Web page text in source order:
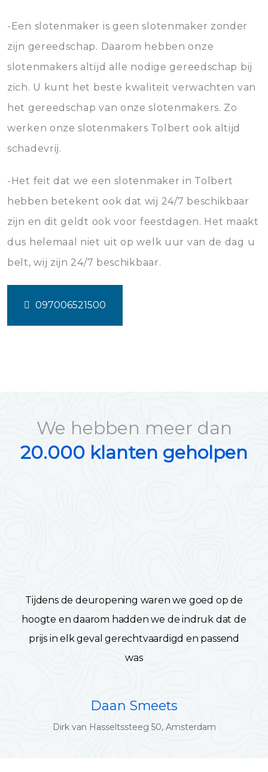
-Een slotenmaker is geen slotenmaker zonder
zijn gereedschap. Daarom hebben onze
slotenmakers altijd alle nodige gereedschap bij
zich. U kunt het beste kwaliteit verwachten van
het gereedschap van onze slotenmakers. Zo
werken onze slotenmakers Tolbert ook altijd
schadevrij.
-Het feit dat we een slotenmaker in Tolbert
hebben betekent ook dat wij 24/7 beschikbaar
zijn en dit geldt ook voor feestdagen. Het maakt
dus helemaal niet uit op welk uur van de dag u
belt, wij zijn 24/7 beschikbaar.
097006521500
We hebben meer dan
20.000 klanten geholpen
Tijdens de deuropening waren we goed op de
hoogte en daarom hadden we de indruk dat de
prijs in elk geval gerechtvaardigd en passend
was
Daan Smeets
Dirk van Hasseltssteeg 50, Amsterdam